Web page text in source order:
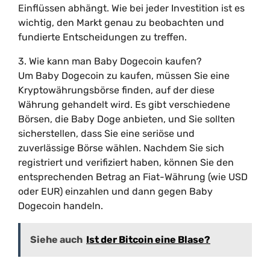
Einflüssen abhängt. Wie bei jeder Investition ist es
wichtig, den Markt genau zu beobachten und
fundierte Entscheidungen zu treffen.
3. Wie kann man Baby Dogecoin kaufen?
Um Baby Dogecoin zu kaufen, müssen Sie eine
Kryptowährungsbörse finden, auf der diese
Währung gehandelt wird. Es gibt verschiedene
Börsen, die Baby Doge anbieten, und Sie sollten
sicherstellen, dass Sie eine seriöse und
zuverlässige Börse wählen. Nachdem Sie sich
registriert und verifiziert haben, können Sie den
entsprechenden Betrag an Fiat-Währung (wie USD
oder EUR) einzahlen und dann gegen Baby
Dogecoin handeln.
Siehe auch Ist der Bitcoin eine Blase?